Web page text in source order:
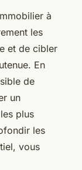
à
les
et de cibler
En
de
un
plus
les
vous